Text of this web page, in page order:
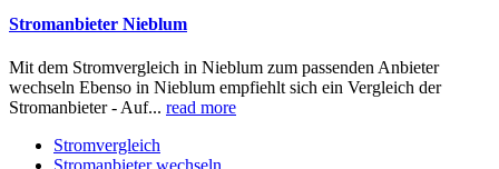
Stromanbieter Nieblum
Mit dem Stromvergleich in Nieblum zum passenden Anbieter
wechseln Ebenso in Nieblum empfiehlt sich ein Vergleich der
Stromanbieter - Auf... read more
Stromvergleich
Stromanbieter wechseln